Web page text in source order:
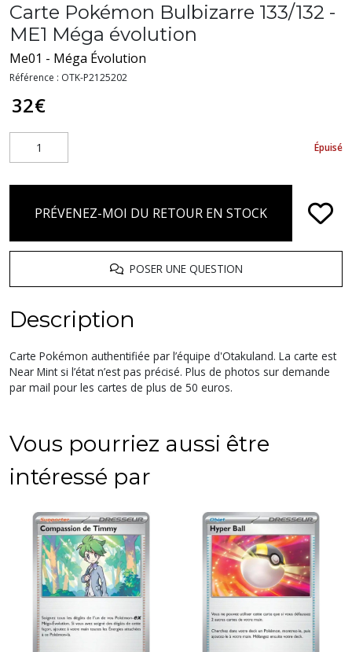
Carte Pokémon Bulbizarre 133/132 -
ME1 Méga évolution
Me01 - Méga Évolution
Référence : OTK-P2125202
32€
Épuisé
PRÉVENEZ-MOI DU RETOUR EN STOCK
POSER UNE QUESTION
Description
Carte Pokémon authentifiée par l’équipe d'Otakuland. La carte est
Near Mint si l’état n’est pas précisé. Plus de photos sur demande
par mail pour les cartes de plus de 50 euros.
Vous pourriez aussi être
intéressé par